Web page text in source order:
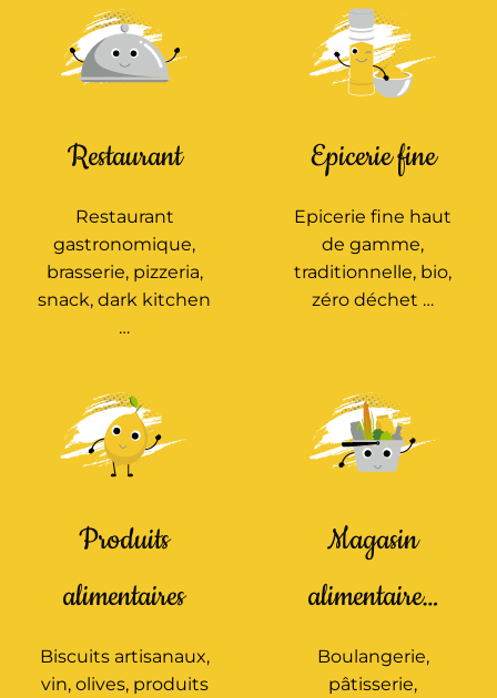
Restaurant
Restaurant
gastronomique,
brasserie, pizzeria,
snack, dark kitchen
…
Epicerie fine
Epicerie fine haut
de gamme,
traditionnelle, bio,
zéro déchet …
Produits
alimentaires
Biscuits artisanaux,
vin, olives, produits
Magasin
alimentaire…
Boulangerie,
pâtisserie,